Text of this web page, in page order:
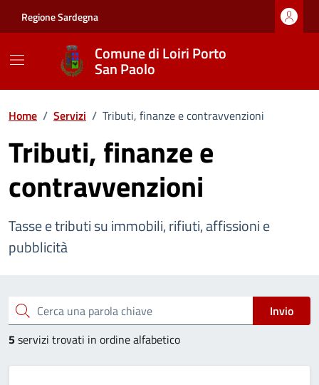
Regione Sardegna
Comune di Loiri Porto
San Paolo
Home / Servizi / Tributi, finanze e contravvenzioni
Tributi, finanze e
contravvenzioni
Tasse e tributi su immobili, rifiuti, affissioni e
pubblicità
Cerca una parola chiave
Invio
5servizi trovati in ordine alfabetico